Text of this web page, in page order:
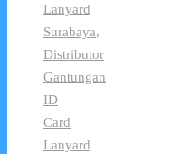
Lanyard
Surabaya,
Distributor
Gantungan
ID
Card
Lanyard